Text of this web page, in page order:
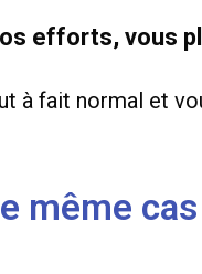
efforts, vous
à fait normal et
même